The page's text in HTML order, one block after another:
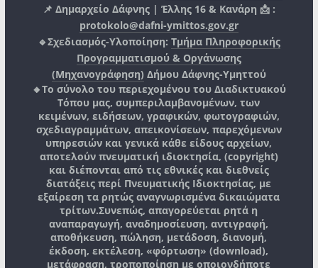
📌 Δημαρχείο Δάφνης | Έλλης 16 & Κανάρη 📩 :
protokolo@dafni-ymittos.gov.gr
🔹Σχεδιασμός-Υλοποίηση: Τμήμα Πληροφορικής
Προγραμματισμού & Οργάνωσης
(Μηχανογράφηση) Δήμου Δάφνης-Υμηττού
🔸Το σύνολο του περιεχομένου του Διαδικτυακού
Τόπου μας, συμπεριλαμβανομένων, των
κειμένων, ειδήσεων, γραφικών, φωτογραφιών,
σχεδιαγραμμάτων, απεικονίσεων, παρεχόμενων
υπηρεσιών και γενικά κάθε είδους αρχείων,
αποτελούν πνευματική ιδιοκτησία, (copyright)
και διέπονται από τις εθνικές και διεθνείς
διατάξεις περί Πνευματικής Ιδιοκτησίας, με
εξαίρεση τα ρητώς αναγνωρισμένα δικαιώματα
τρίτων.Συνεπώς, απαγορεύεται ρητά η
αναπαραγωγή, αναδημοσίευση, αντιγραφή,
αποθήκευση, πώληση, μετάδοση, διανομή,
έκδοση, εκτέλεση, «φόρτωση» (download),
μετάφραση, τροποποίηση με οποιονδήποτε